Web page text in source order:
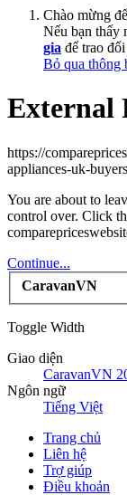
Chào mừng
Nếu bạn thấy
gia để trao
Bỏ qua thông
External
https://
appliances-uk-
You are about to
control over. Click
Continue...
CaravanVN
Toggle Width
Giao diện
CaravanVN
Ngôn ngữ
Tiếng Việt
Trang chủ
Liên hệ
Trợ giúp
Điều khoản